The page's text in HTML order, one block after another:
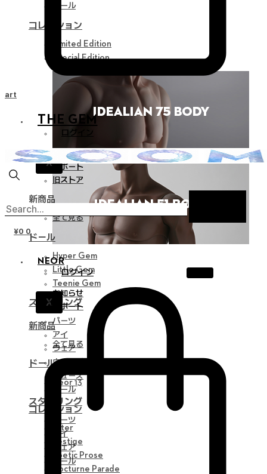
ツール
コレクション
Limited Edition
Special Edition
NEOR
ログイン
X
お知らせ
サポート
新商品
全て見る
ドール
Neor 13
スタイリング
パーツ
アイ
ウェア
ツール
THE GEM
ログイン
X
お知らせ
サポート
旧ストア
新商品
全て見る
ドール
Hyper Gem
Little Gem
Teenie Gem
スタイリング
パーツ
アイ
ウェア
ウィッグ
シューズ
ツール
コレクション
Alter
Vestige
Poetic Prose
Nocturne Parade
¥0 0